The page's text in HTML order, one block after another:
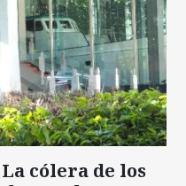
cólera de los